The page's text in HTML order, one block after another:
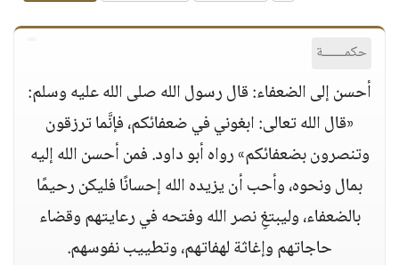
حكمــــــة
أحسن إلى الضعفاء: قال رسول الله صلى الله عليه وسلم:
«قال الله تعالى: ابغوني في ضعفائكم، فإنَّما ترزقون
وتنصرون بضعفائكم» رواه أبو داود. فمن أحسن الله إليه
بمال ونحوه، وأحب أن يزيده الله إحسانًا فليكن رحيمًا
بالضعفاء، وليبتغِ نصر الله وفتحه في رعايتهم وقضاء
حاجاتهم وإغاثة لهفاتهم، وتطييب نفوسهم.